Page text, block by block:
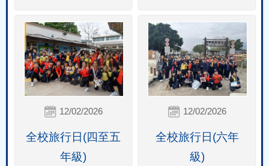
12/02/2026
全校旅行日(四至五
年級)
12/02/2026
全校旅行日(六年
級)